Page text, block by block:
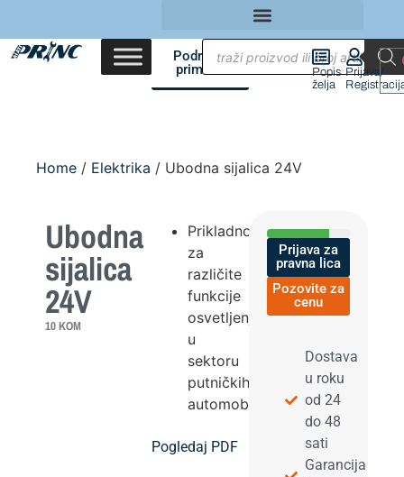
Područja
primene
Popis
želja
Prijava/
Home / Elektrika / Ubodna sijalica 24V
Ubodna
sijalica
24V
10 KOM
Prikladno
za
različite
funkcije
osvetljenja
u
sektoru
putničkih
automobila
Pogledaj PDF
Prijava za
pravna lica
Pozovite za
cenu
Dostava
u roku
od 24
do 48
sati
Garancija